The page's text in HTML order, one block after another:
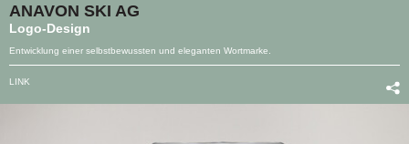
ANAVON SKI AG
Logo-Design
Entwicklung einer selbstbewussten und eleganten Wortmarke.
LINK